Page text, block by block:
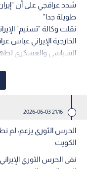
شدد عراقجي على أن
طويلة جدا"
نقلت وكالة "تسنيم"
الخارجية الإيراني عباس
السياسي والعسكري
21:16 2026-06-03
الحرس الثوري يزعم: لم
الكويت
نفى الحرس الثوري